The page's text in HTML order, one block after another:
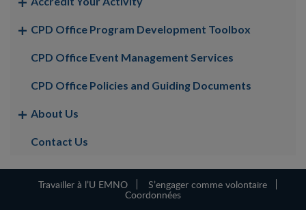
CPD Office Program Development Toolbox
CPD Office Event Management Services
CPD Office Policies and Guiding Documents
About Us
Contact Us
Travailler à l’U EMNO S’engager comme volontaire
Coordonnées